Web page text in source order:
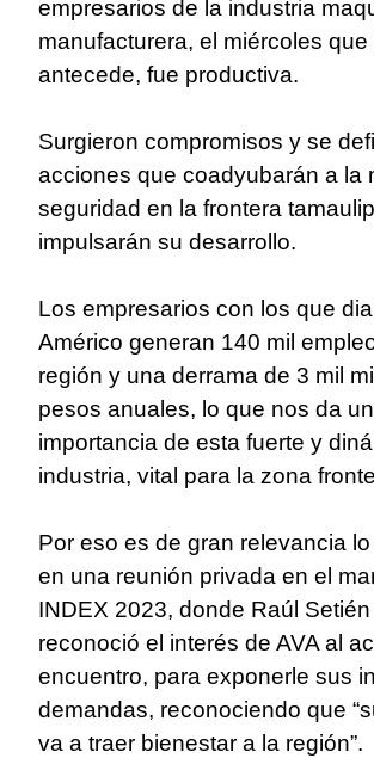
empresarios de la industria
manufacturera, el miércoles que
antecede, fue productiva.
Surgieron compromisos y se
acciones que coadyubarán a la
seguridad en la frontera
impulsarán su desarrollo.
Los empresarios con los que
Américo generan 140 mil
región y una derrama de 3 mil
pesos anuales, lo que nos da
importancia de esta fuerte y
industria, vital para la zona
Por eso es de gran relevancia
en una reunión privada en el
INDEX 2023, donde Raúl
reconoció el interés de AVA al
encuentro, para exponerle sus
demandas, reconociendo que
va a traer bienestar a la región”.